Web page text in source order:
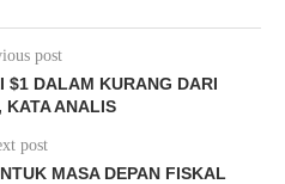
post
$1 DALAM KURANG DARI
KATA ANALIS
post
MASA DEPAN FISKAL